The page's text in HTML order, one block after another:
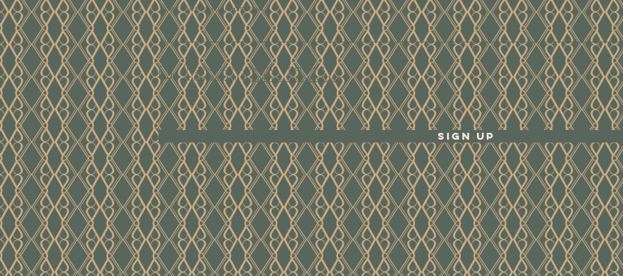
Voer hier je mailadres in
Ik ga akkoord met de algemene
voorwaarden Bekijk de voorwaarden
Sign Up